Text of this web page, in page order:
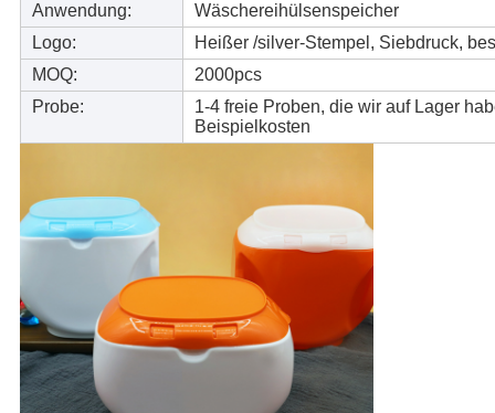
Anwendung:
Wäschereihülsenspeicher
Logo:
Heißer /silver-Stempel, Siebdruck,
MOQ:
2000pcs
Probe:
1-4 freie Proben, die wir auf Lager
Beispielkosten